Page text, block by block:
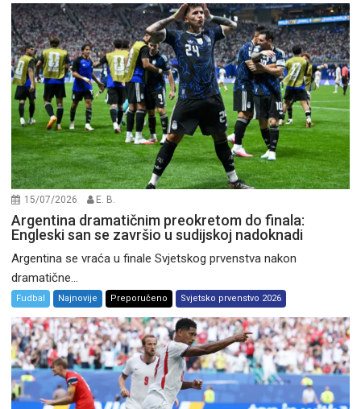
15/07/2026 E. B.
Argentina dramatičnim preokretom do finala:
Engleski san se završio u sudijskoj nadoknadi
Argentina se vraća u finale Svjetskog prvenstva nakon
dramatične...
Fudbal Najnovije Preporučeno Svjetsko prvenstvo 2026